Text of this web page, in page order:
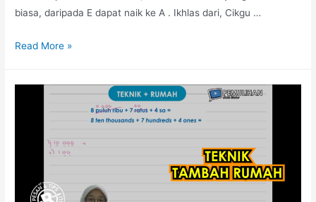
biasa, daripada E dapat naik ke A . Ikhlas dari, Cikgu …
Teknik
Read More »